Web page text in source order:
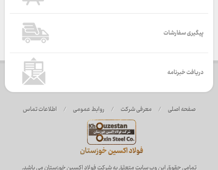
پیگیری سفارشات
دریافت خبرنامه
صفحه اصلی / معرفی شرکت / روابط عمومی / اطلاعات تماس